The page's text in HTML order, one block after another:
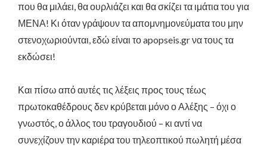
που θα μιλάει, θα ουρλιάζει και θα σκίζει τα ιμάτια του για
ΜΕΝΑ! Κι όταν γράψουν τα απομνημονεύματα του μην
στενοχωριούνται, εδώ είναι τοapopseis.grνα τους τα
εκδώσει!
Και πίσω από αυτές τις λέξεις προς τους τέως
πρωτοκαθέδρους δεν κρύβεται μόνο ο Αλέξης – όχι ο
γνωστός, ο άλλος του τραγουδιού – κι αντί να
συνεχίζουν την καριέρα του τηλεοπτικού πωλητή μέσα